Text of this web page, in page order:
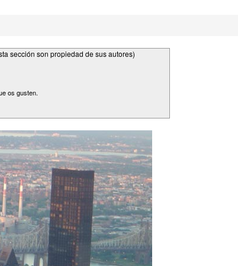
sección son propiedad de sus autores)
os gusten.